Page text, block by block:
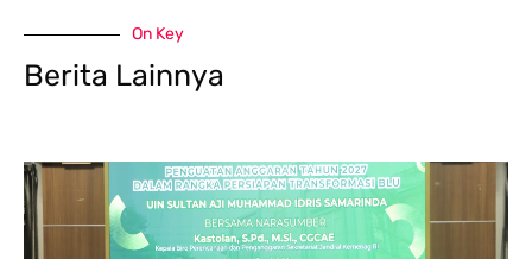
On Key
Berita Lainnya